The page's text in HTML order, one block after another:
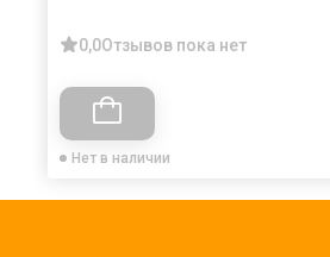
0,0Отзывов пока нет
Нет в наличии